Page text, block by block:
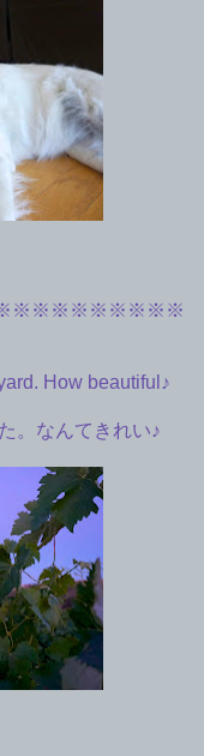
How beautiful♪
。なんてきれい♪